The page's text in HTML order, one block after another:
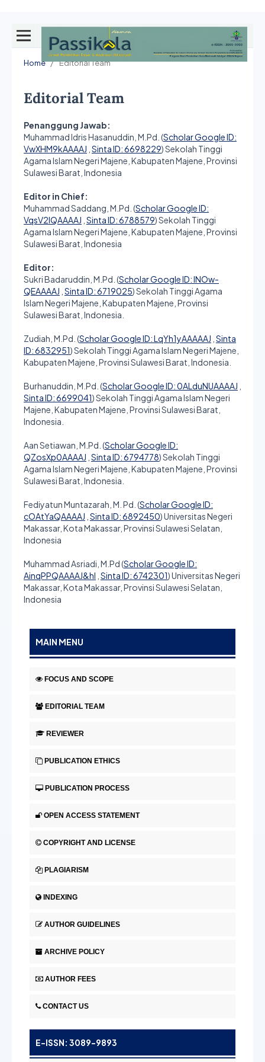
Home / Editorial Team
Editorial Team
Penanggung Jawab:
Muhammad Idris Hasanuddin, M.Pd. (Scholar Google ID:
VwXHM9kAAAAJ Sinta ID: 6698229) Sekolah Tinggi
Agama Islam Negeri Majene, Kabupaten Majene, Provinsi
Sulawesi Barat, Indonesia
Editor in Chief:
Muhammad Saddang, M.Pd. (Scholar Google ID:
VqsV2IQAAAAJ Sinta ID: 6788579) Sekolah Tinggi
Agama Islam Negeri Majene, Kabupaten Majene, Provinsi
Sulawesi Barat, Indonesia
Editor:
Sukri Badaruddin, M.Pd. (Scholar Google ID: lNOw-
QEAAAAJ Sinta ID: 6719025) Sekolah Tinggi Agama
Islam Negeri Majene, Kabupaten Majene, Provinsi
Sulawesi Barat, Indonesia.
Zudiah, M.Pd. (Scholar Google ID: LqYh1yAAAAAJ Sinta
ID: 6832951) Sekolah Tinggi Agama Islam Negeri Majene,
Kabupaten Majene, Provinsi Sulawesi Barat, Indonesia.
Burhanuddin, M.Pd. (Scholar Google ID: 0ALduNUAAAAJ
Sinta ID: 6699041) Sekolah Tinggi Agama Islam Negeri
Majene, Kabupaten Majene, Provinsi Sulawesi Barat,
Indonesia.
Aan Setiawan, M.Pd. (Scholar Google ID:
QZosXp0AAAAJ Sinta ID: 6794778) Sekolah Tinggi
Agama Islam Negeri Majene, Kabupaten Majene, Provinsi
Sulawesi Barat, Indonesia.
Fediyatun Muntazarah, M. Pd. (Scholar Google ID:
cOAtYaQAAAAJ Sinta ID: 6892450) Universitas Negeri
Makassar, Kota Makassar, Provinsi Sulawesi Selatan,
Indonesia
Muhammad Asriadi, M.Pd (Scholar Google ID:
AinqPPQAAAAJ&hl Sinta ID: 6742301) Universitas Negeri
Makassar, Kota Makassar, Provinsi Sulawesi Selatan,
Indonesia
MAIN MENU
FOCUS AND SCOPE
EDITORIAL TEAM
REVIEWER
PUBLICATION ETHICS
PUBLICATION PROCESS
OPEN ACCESS STATEMENT
COPYRIGHT AND LICENSE
PLAGIARISM
INDEXING
AUTHOR GUIDELINES
ARCHIVE POLICY
AUTHOR FEES
CONTACT US
E-ISSN: 3089-9893